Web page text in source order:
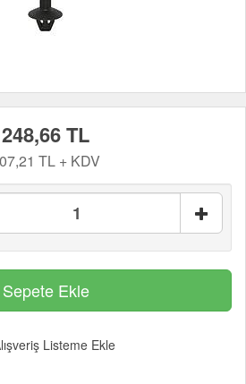
248,66 TL
TL + KDV
Listeme Ekle